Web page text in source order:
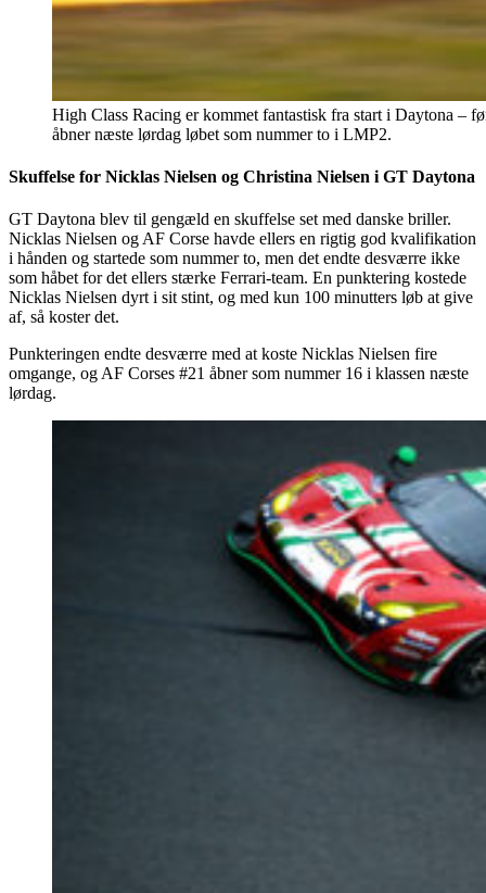
High Class Racing er kommet fantastisk fra start i Daytona –
åbner næste lørdag løbet som nummer to i LMP2.
Skuffelse for Nicklas Nielsen og Christina Nielsen i GT Daytona
GT Daytona blev til gengæld en skuffelse set med danske briller.
Nicklas Nielsen og AF Corse havde ellers en rigtig god kvalifikation
i hånden og startede som nummer to, men det endte desværre ikke
som håbet for det ellers stærke Ferrari-team. En punktering kostede
Nicklas Nielsen dyrt i sit stint, og med kun 100 minutters løb at give
af, så koster det.
Punkteringen endte desværre med at koste Nicklas Nielsen fire
omgange, og AF Corses #21 åbner som nummer 16 i klassen næste
lørdag.